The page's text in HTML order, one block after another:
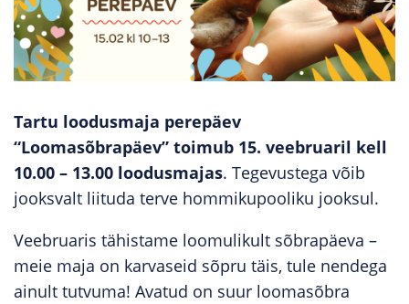
Tartu loodusmaja perepäev
“Loomasõbrapäev” toimub 15. veebruaril kell
10.00 – 13.00 loodusmajas. Tegevustega võib
jooksvalt liituda terve hommikupooliku jooksul.
Veebruaris tähistame loomulikult sõbrapäeva –
meie maja on karvaseid sõpru täis, tule nendega
ainult tutvuma! Avatud on suur loomasõbra